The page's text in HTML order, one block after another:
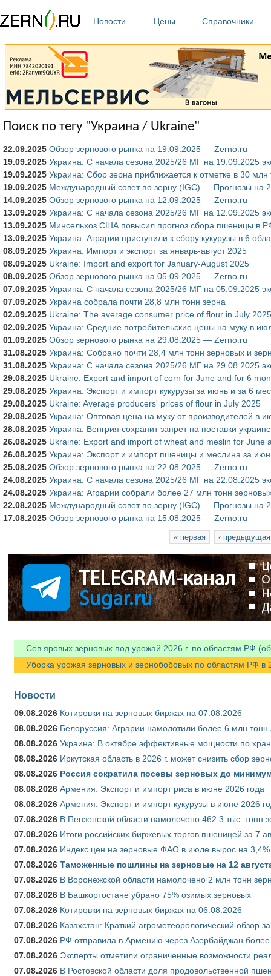
Новости
Цены Справочники
Поиск по тегу "Украина / Ukraine"
22.09.2025 Обзор зернового рынка на 19.09.2025 — Zerno.ru
19.09.2025 Украина: С начала сезона 2025/26 МГ на 19.09.2025
19.09.2025 Украина: Сбор зерна приближается к отметке в 30 млн
19.09.2025 Международный совет по зерну (IGC) — Прогнозы на
14.09.2025 Обзор зернового рынка на 12.09.2025 — Zerno.ru
13.09.2025 Украина: С начала сезона 2025/26 МГ на 12.09.2025
13.09.2025 Минсельхоз США повысил прогноз сбора пшеницы в
13.09.2025 Украина: Аграрии приступили к сбору кукурузы в 6
08.09.2025 Украина: Импорт и экспорт за январь-август 2025
08.09.2025 Ukraine: Import and export for January-August 2025
08.09.2025 Обзор зернового рынка на 05.09.2025 — Zerno.ru
07.09.2025 Украина: С начала сезона 2025/26 МГ на 05.09.2025
07.09.2025 Украина собрала почти 28,8 млн тонн зерна
02.09.2025 Ukraine: The average consumer price of flour in July 2025
02.09.2025 Украина: Средние потребительские цены на муку в
01.09.2025 Обзор зернового рынка на 29.08.2025 — Zerno.ru
31.08.2025 Украина: Собрано почти 28,4 млн тонн зерновых и
31.08.2025 Украина: С начала сезона 2025/26 МГ на 29.08.2025
29.08.2025 Ukraine: Export and import of corn for June and for 6
29.08.2025 Украина: Экспорт и импорт кукурузы за июнь и за 6
29.08.2025 Ukraine: Average producers' prices of flour in July 2025
29.08.2025 Украина: Оптовая цена на муку от производителей в
28.08.2025 Украина: Венгрия сохранит запрет на поставки
26.08.2025 Ukraine: Export and import of wheat and meslin for June
26.08.2025 Украина: Экспорт и импорт пшеницы и меслина за
25.08.2025 Обзор зернового рынка на 22.08.2025 — Zerno.ru
24.08.2025 Украина: С начала сезона 2025/26 МГ на 22.08.2025
24.08.2025 Украина: Аграрии собрали более 27 млн тонн
22.08.2025 Международный совет по зерну (IGC) — Прогнозы на
17.08.2025 Обзор зернового рынка на 15.08.2025 — Zerno.ru
« первая ‹ предыдущая
Сев яровых зерновых под урожай 2026 г. по областям РФ
Уборка урожая зерновых и зернобобовых по областям РФ в
Новости
09.08.2026 Котировки на зерновых биржах на 07.08.2026
08.08.2026 Белоруссия: Аграрии намолотили более 6 млн тонн
08.08.2026 Украина: В октябре эффективные мощности по
08.08.2026 Иркутская область в 2026 г. может снизить сбор
08.08.2026 Россия сократила посевы зерновых до
08.08.2026 Армения: Экспорт и импорт риса в июне 2026 года
08.08.2026 Армения: Экспорт и импорт кукурузы в июне 2026
07.08.2026 В Пензенской области намолочено 462,3 тыс. тонн
07.08.2026 Итоги российских биржевых торгов пшеницей за 7
07.08.2026 Индекс цен на зерновые ФАО в июле вырос на 3,4%
07.08.2026 Таможенные пошлины на зерновые на 12
07.08.2026 В Воронежской области намолочено 2 млн тонн
07.08.2026 В Башкортостане убрано 75% озимых зерновых
07.08.2026 Котировки на зерновых биржах на 06.08.2026
07.08.2026 Казахстан: Краткий агрометеорологический обзор
07.08.2026 РФ отправила в Армению через Азербайджан более
07.08.2026 Эксперты отметили ограниченные возможности
07.08.2026 В Ростовской области доля продовольственной